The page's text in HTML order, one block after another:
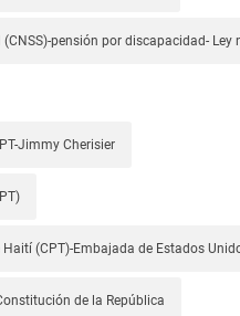
pensión por discapacidad- Ley
Jimmy Cherisier
(CPT)-Embajada de Estados
de la República